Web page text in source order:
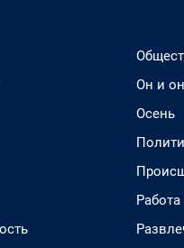
Он и
Осень
Работа